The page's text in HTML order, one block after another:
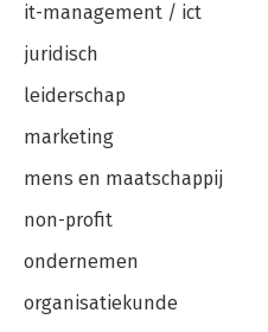
it-management / ict
juridisch
leiderschap
marketing
mens en maatschappij
non-profit
ondernemen
organisatiekunde